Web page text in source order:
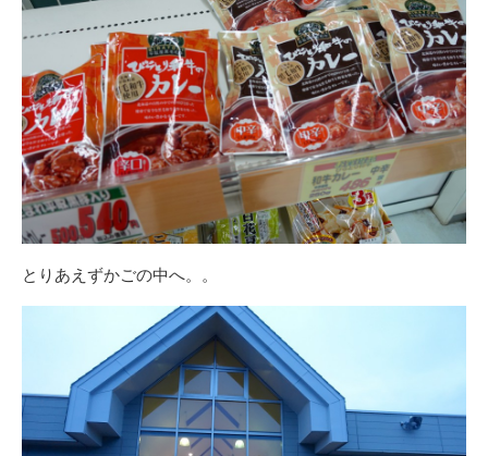
とりあえずかごの中へ。。